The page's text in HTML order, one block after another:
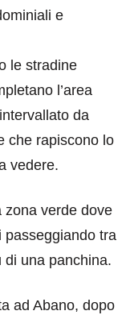
e
le stradine
l’area
da
che rapiscono lo
vedere.
zona verde dove
passeggiando tra
di una panchina.
ad Abano, dopo